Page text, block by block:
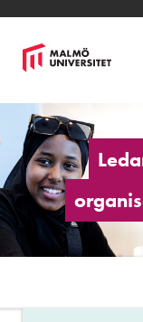
Ledarskap
och
offentlig
organisation,